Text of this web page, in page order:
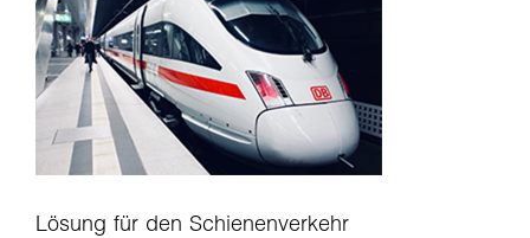
Lösung für den Schienenverkehr